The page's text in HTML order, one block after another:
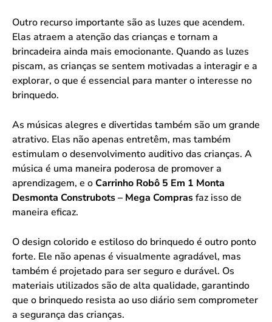
Outro recurso importante são as luzes que acendem.
Elas atraem a atenção das crianças e tornam a
brincadeira ainda mais emocionante. Quando as luzes
piscam, as crianças se sentem motivadas a interagir e a
explorar, o que é essencial para manter o interesse no
brinquedo.
As músicas alegres e divertidas também são um grande
atrativo. Elas não apenas entretêm, mas também
estimulam o desenvolvimento auditivo das crianças. A
música é uma maneira poderosa de promover a
aprendizagem, e oCarrinho Robô 5 Em 1 Monta
Desmonta Construbots – Mega Comprasfaz isso de
maneira eficaz.
O design colorido e estiloso do brinquedo é outro ponto
forte. Ele não apenas é visualmente agradável, mas
também é projetado para ser seguro e durável. Os
materiais utilizados são de alta qualidade, garantindo
que o brinquedo resista ao uso diário sem comprometer
a segurança das crianças.